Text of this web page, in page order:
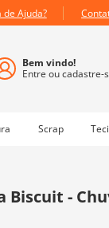
de Ajuda?
Scrap
Biscuit -